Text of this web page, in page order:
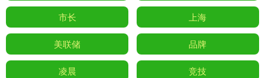
市长 上海
美联储 品牌
凌晨 竞技